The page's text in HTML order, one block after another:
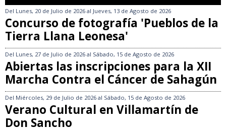
Del Lunes, 20 de Julio de 2026 al Jueves, 13 de Agosto de 2026
Concurso de fotografía 'Pueblos de la
Tierra Llana Leonesa'
Del Lunes, 27 de Julio de 2026 al Sábado, 15 de Agosto de 2026
Abiertas las inscripciones para la XII
Marcha Contra el Cáncer de Sahagún
Del Miércoles, 29 de Julio de 2026 al Sábado, 15 de Agosto de 2026
Verano Cultural en Villamartín de
Don Sancho